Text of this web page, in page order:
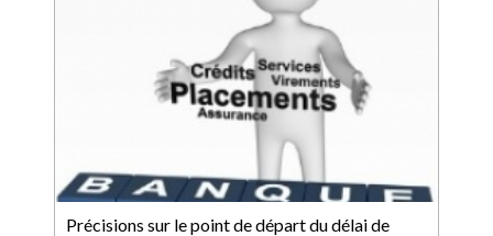
Précisions sur le point de départ du délai de